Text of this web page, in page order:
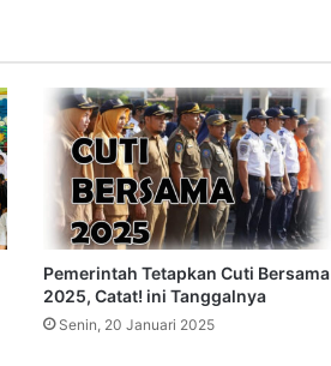
Pemerintah Tetapkan Cuti Bersama
2025, Catat! ini Tanggalnya
Senin, 20 Januari 2025